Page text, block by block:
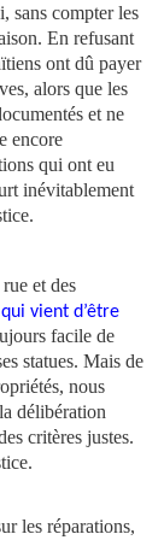
sans compter les
En refusant
ont dû payer
alors que les
et ne
encore
qui ont eu
inévitablement
et des
vient d’être
facile de
statues. Mais de
nous
délibération
critères justes.
les réparations,